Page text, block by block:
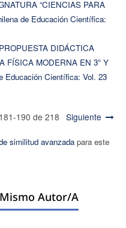
“CIENCIAS PARA
de Educación Científica:
PROPUESTA DIDÁCTICA
FÍSICA MODERNA EN 3° Y
Educación Científica: Vol. 23
181-190 de 218 Siguiente
similitud avanzadapara este
Autor/a